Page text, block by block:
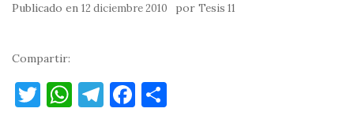
Publicado en 12 diciembre 2010 por Tesis 11
Compartir:
T W T F